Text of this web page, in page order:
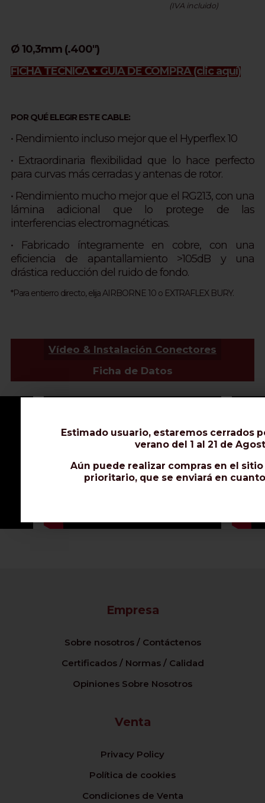
(IVA incluido)
Ø 10,3mm (.400")
FICHA TÉCNICA + GUÍA DE COMPRA(clic aquí)
POR QUÉ ELEGIR ESTE CABLE:
• Rendimiento incluso mejor que el Hyperflex 10
• Extraordinaria flexibilidad que lo hace perfecto
para curvas más cerradas y antenas de rotor.
• Rendimiento mucho mejor que el RG213, con una
lámina adicional que lo protege de las
interferencias electromagnéticas.
• Fabricado íntegramente en cobre, con una
eficiencia de apantallamiento >105dB y una
drástica reducción del ruido de fondo.
*Para entierro directo, elija AIRBORNE 10 o EXTRAFLEX BURY.
Vídeo & Instalación Conectores
Ficha de Datos
Empresa
Sobre nosotros / Contáctenos
Certificados / Normas / Calidad
Opiniones Sobre Nosotros
Venta
Privacy Policy
Política de cookies
Condiciones de Venta
Estimado usuario, estaremos cerrados
verano del 1 al 21 de
Aún puede realizar compras en el
prioritario, que se enviará en